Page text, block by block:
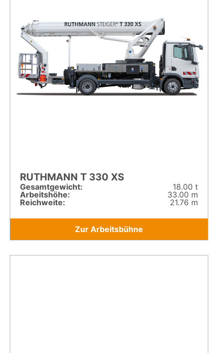
RUTHMANN T 330 XS
Gesamt­gewicht:
18.00 t
Arbeitshöhe:
33.00 m
Reichweite:
21.76 m
Zur Arbeitsbühne